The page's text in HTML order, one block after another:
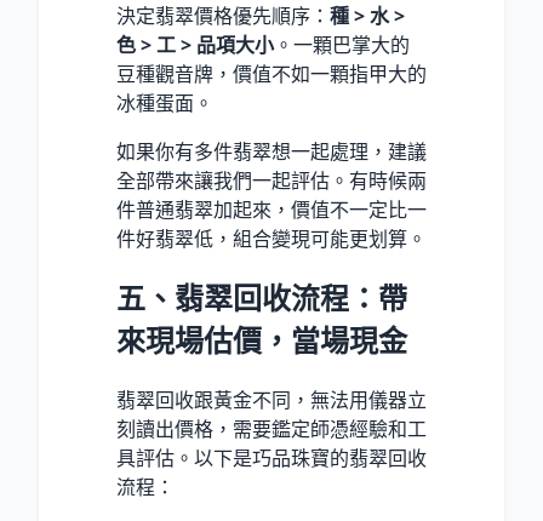
決定翡翠價格優先順序： 種 > 水 >
色 > 工 > 品項大小。一顆巴掌大的
豆種觀音牌，價值不如一顆指甲大的
冰種蛋面。
如果你有多件翡翠想一起處理，建議
全部帶來讓我們一起評估。有時候兩
件普通翡翠加起來，價值不一定比一
件好翡翠低，組合變現可能更划算。
五、翡翠回收流程：帶
來現場估價，當場現金
翡翠回收跟黃金不同，無法用儀器立
刻讀出價格，需要鑑定師憑經驗和工
具評估。以下是巧品珠寶的翡翠回收
流程：